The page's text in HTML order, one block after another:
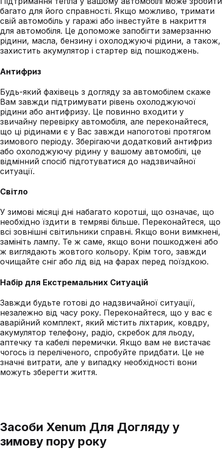
багато для його справності. Якщо можливо, тримати
свій автомобіль у гаражі або інвестуйте в накриття
для автомобіля. Це допоможе запобігти замерзанню
рідини, масла, бензину і охолоджуючі рідини, а також,
захистить акумулятор і стартер від пошкоджень.
Антифриз
Будь-який фахівець з догляду за автомобілем скаже
Вам завжди підтримувати рівень охолоджуючої
рідини або антифризу. Це повинно входити у
звичайну перевірку автомобіля, але переконайтеся,
що ці рідинами є у Вас завжди напоготові протягом
зимового періоду. Зберігаючи додатковий антифриз
або охолоджуючу рідину у вашому автомобілі, це
відмінний спосіб підготуватися до надзвичайної
ситуації.
Світло
У зимові місяці дні набагато коротші, що означає, що
необхідно їздити в темряві більше. Переконайтеся, що
всі зовнішні світильники справні. Якщо вони вимкнені,
замініть лампу. Те ж саме, якщо вони пошкоджені або
ж виглядають жовтого кольору. Крім того, завжди
очищайте сніг або лід від на фарах перед поїздкою.
Набір для Екстремальних Ситуацій
Завжди будьте готові до надзвичайної ситуації,
незалежно від часу року. Переконайтеся, що у вас є
аварійний комплект, який містить ліхтарик, ковдру,
акумулятор телефону, радіо, скребок для льоду,
аптечку та кабелі перемички. Якщо вам не вистачає
чогось із переліченого, спробуйте придбати. Це не
значні витрати, але у випадку необхідності вони
можуть зберегти життя.
Засоби Xenum Для Догляду у
зимову пору року